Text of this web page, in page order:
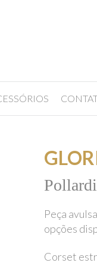
Pollardi
Peça
opções
Corset